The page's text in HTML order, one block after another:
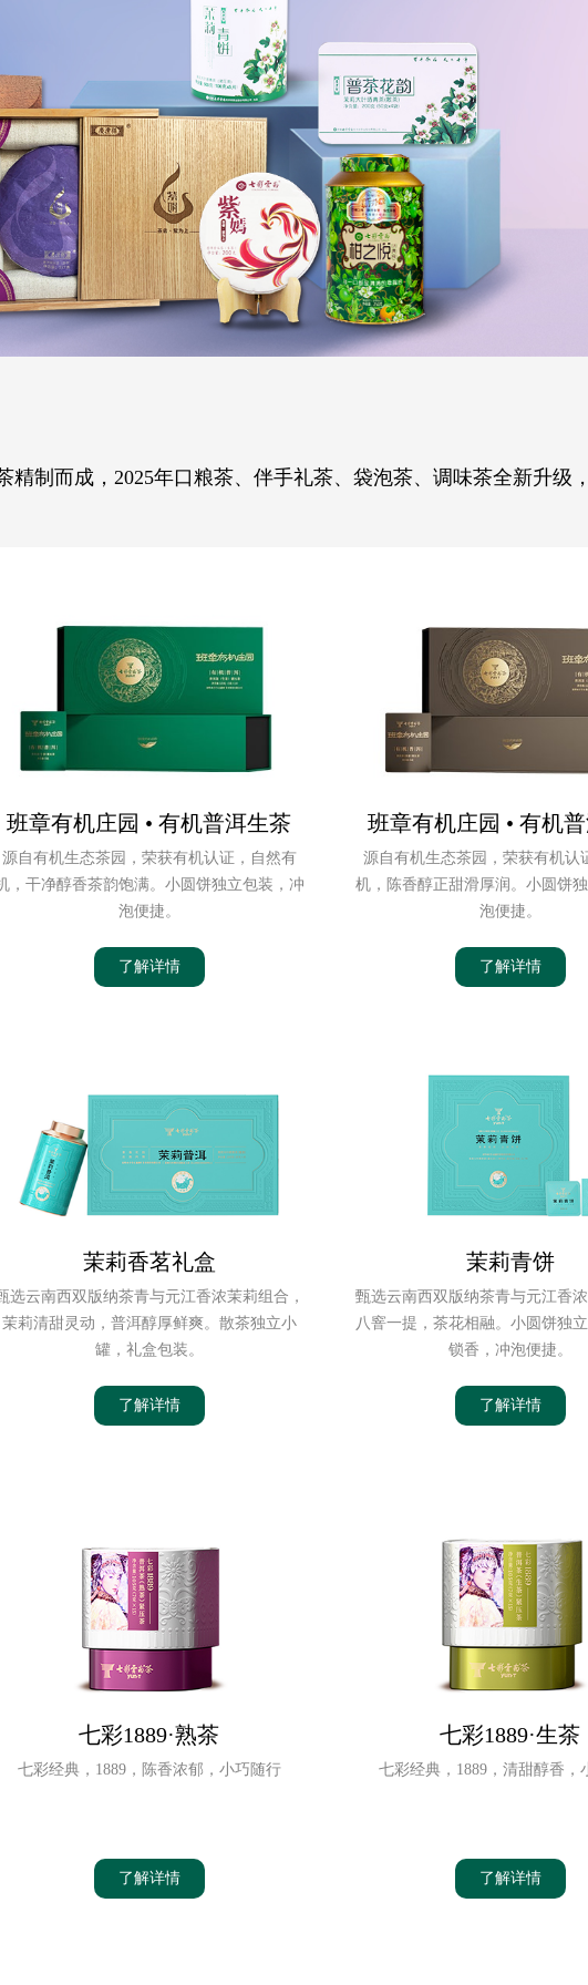
制而成，2025年口粮茶、伴手礼茶、袋泡茶、调味茶全新升级
班章有机庄园 • 有机普洱生茶
源自有机生态茶园，荣获有机认证，自然有
，干净醇香茶韵饱满。小圆饼独立包装，冲
泡便捷。
了解详情
班章有机庄园 • 有机
源自有机生态茶园，荣获有机认
机，陈香醇正甜滑厚润。小圆饼
泡便捷。
了解详情
茉莉香茗礼盒
选云南西双版纳茶青与元江香浓茉莉组合，
茉莉清甜灵动，普洱醇厚鲜爽。散茶独立小
罐，礼盒包装。
了解详情
茉莉青饼
甄选云南西双版纳茶青与元江香浓
八窨一提，茶花相融。小圆饼独
锁香，冲泡便捷。
了解详情
七彩1889·熟茶
七彩经典，1889，陈香浓郁，小巧随行
了解详情
七彩1889·生茶
七彩经典，1889，清甜醇香，
了解详情